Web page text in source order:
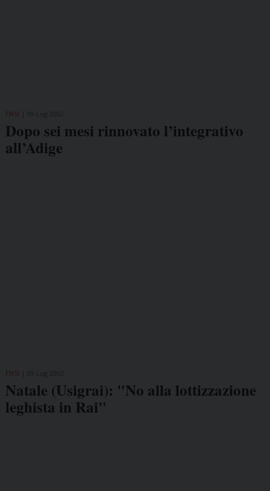
FNSI
Dopo sei mesi rinnovato l’integrativo
all’Adige
FNSI
Natale (Usigrai): "No alla lottizzazione
leghista in Rai"